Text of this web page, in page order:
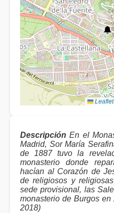
Leaflet
Descripción En el
Madrid, Sor María
de 1887 tuvo la
monasterio donde
hacían al Corazón de
de religiosos y
sede provisional, las
monasterio de Burgos en
2018)